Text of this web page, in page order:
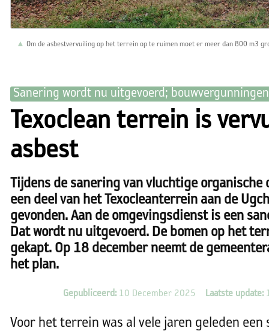
Om de asbestvervuiling op het terrein op te ruimen moet er meer dan 800 m3
Sanering wordt nu uitgevoerd;
Texoclean terrein is
asbest
Tijdens de sanering van vluchtige
een deel van het Texocleanterrein aan de
gevonden. Aan de omgevingsdienst is een
Dat wordt nu uitgevoerd. De bomen op het
gekapt. Op 18 december neemt de
het plan.
Gepubliceerd: 10 December 2025 Laatste update:
Voor het terrein was al vele jaren geleden een